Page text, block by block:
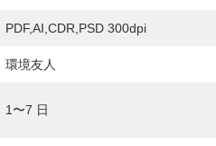
PDF,AI,CDR,PSD 300dpi
環境友人
1〜7 日